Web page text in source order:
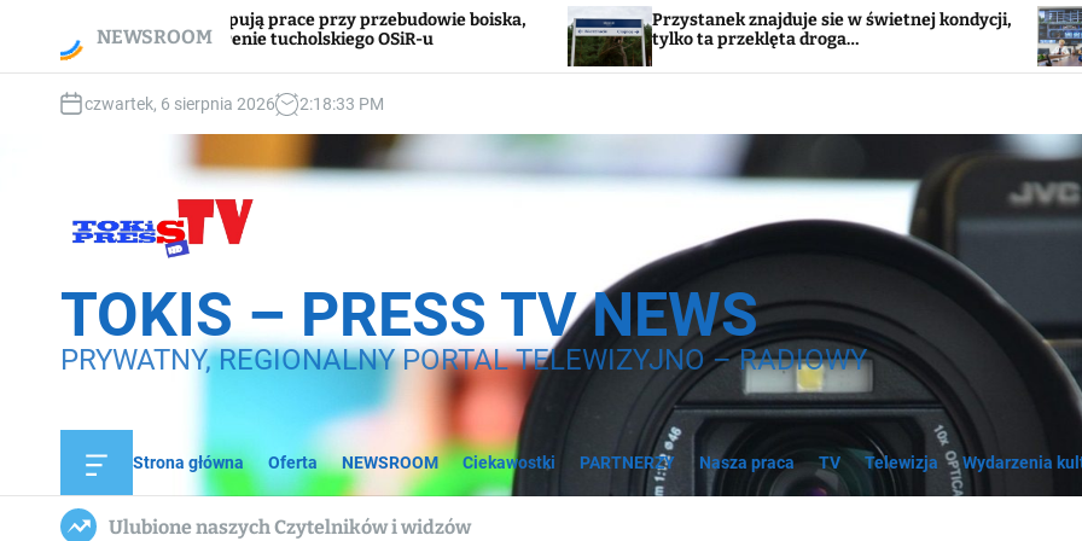
NEWSROOM
przy przebudowie boiska,
OSiR-u
Przystanek znajduje sie w świetnej kondycji,
tylko ta przeklęta droga…
Schrony pod szpitalami do
Niestety, Tucholi to nie
czwartek, 6 sierpnia 2026 2:18:35 PM
TOKIS – PRESS TV NEWS
PRYWATNY, REGIONALNY PORTAL TELEWIZYJNO – RADIOWY
O
f
c
Strona główna Oferta NEWSROOM Ciekawostki PARTNERZY Nasza praca TV Telewizja Wydarzenia
Ulubione naszych Czytelników i widzów